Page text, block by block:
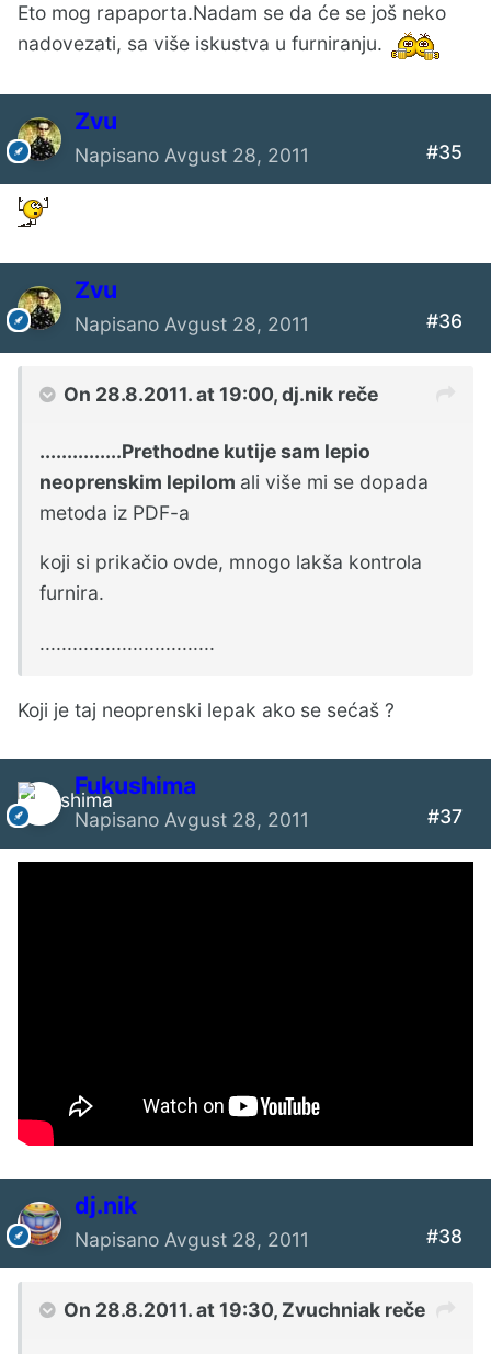
Eto mog rapaporta.Nadam se da će se još neko
nadovezati, sa više iskustva u furniranju.
Zvu
Napisano Avgust 28, 2011 #35
Zvu
Napisano Avgust 28, 2011 #36
On 28.8.2011. at 19:00, dj.nik reče
...............Prethodne kutije sam lepio
neoprenskim lepilom ali više mi se dopada
metoda iz PDF-a
koji si prikačio ovde, mnogo lakša kontrola
furnira.
................................
Koji je taj neoprenski lepak ako se sećaš ?
Fukushima
Napisano Avgust 28, 2011 #37
dj.nik
Napisano Avgust 28, 2011 #38
On 28.8.2011. at 19:30, Zvuchniak reče